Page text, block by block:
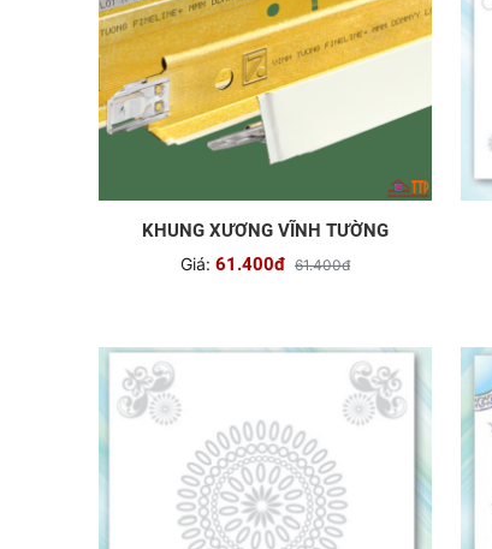
KHUNG XƯƠNG VĨNH TƯỜNG
Giá: 61.400đ 61.400đ